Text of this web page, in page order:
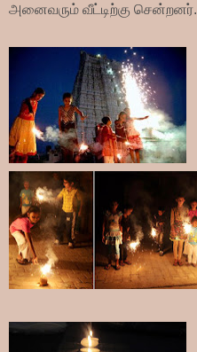
அனைவரும் வீட்டிற்கு சென்றனர்.